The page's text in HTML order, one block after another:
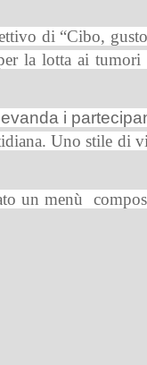
di “Cibo,
la lotta ai tumori
i
Uno stile di
un menù